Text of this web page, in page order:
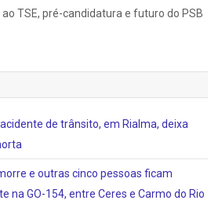
TSE, pré-candidatura e futuro do PSB
de trânsito, em Rialma, deixa
e outras cinco pessoas ficam
na GO-154, entre Ceres e Carmo do Rio